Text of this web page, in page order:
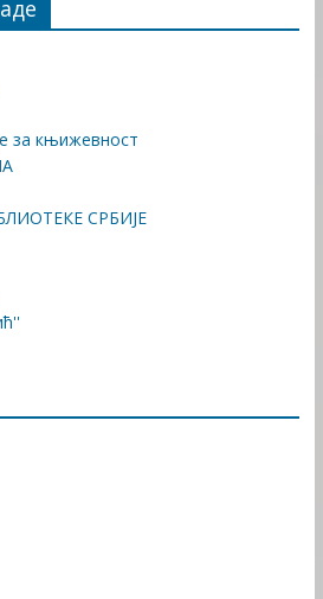
за књижевност
СРБИЈЕ